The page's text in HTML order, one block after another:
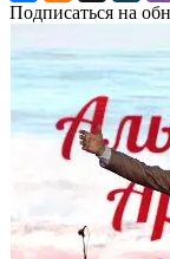
Подписаться на